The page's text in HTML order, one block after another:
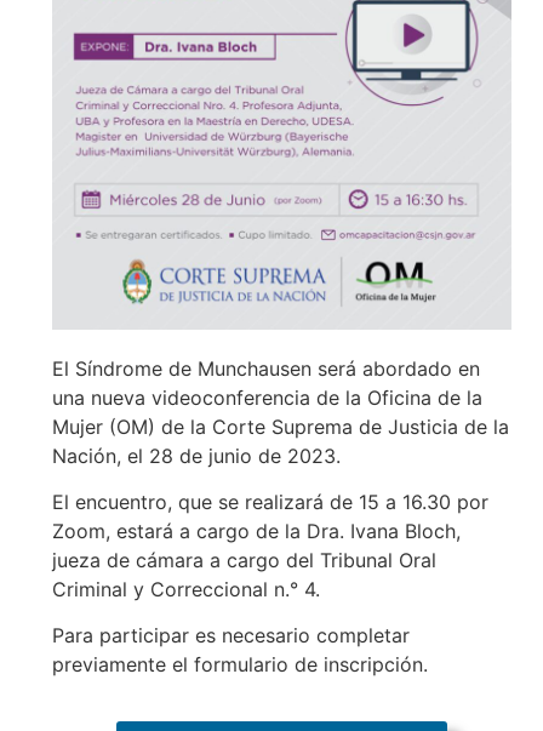
El Síndrome de Munchausen será abordado en
una nueva videoconferencia de la Oficina de la
Mujer (OM) de la Corte Suprema de Justicia de la
Nación, el 28 de junio de 2023.
El encuentro, que se realizará de 15 a 16.30 por
Zoom, estará a cargo de la Dra. Ivana Bloch,
jueza de cámara a cargo del Tribunal Oral
Criminal y Correccional n.° 4.
Para participar es necesario completar
previamente el formulario de inscripción.